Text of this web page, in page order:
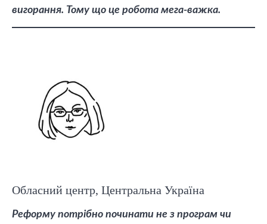
вигорання. Тому що це робота мега-важка.
Обласний центр, Центральна Україна
Реформу потрібно починати не з програм чи